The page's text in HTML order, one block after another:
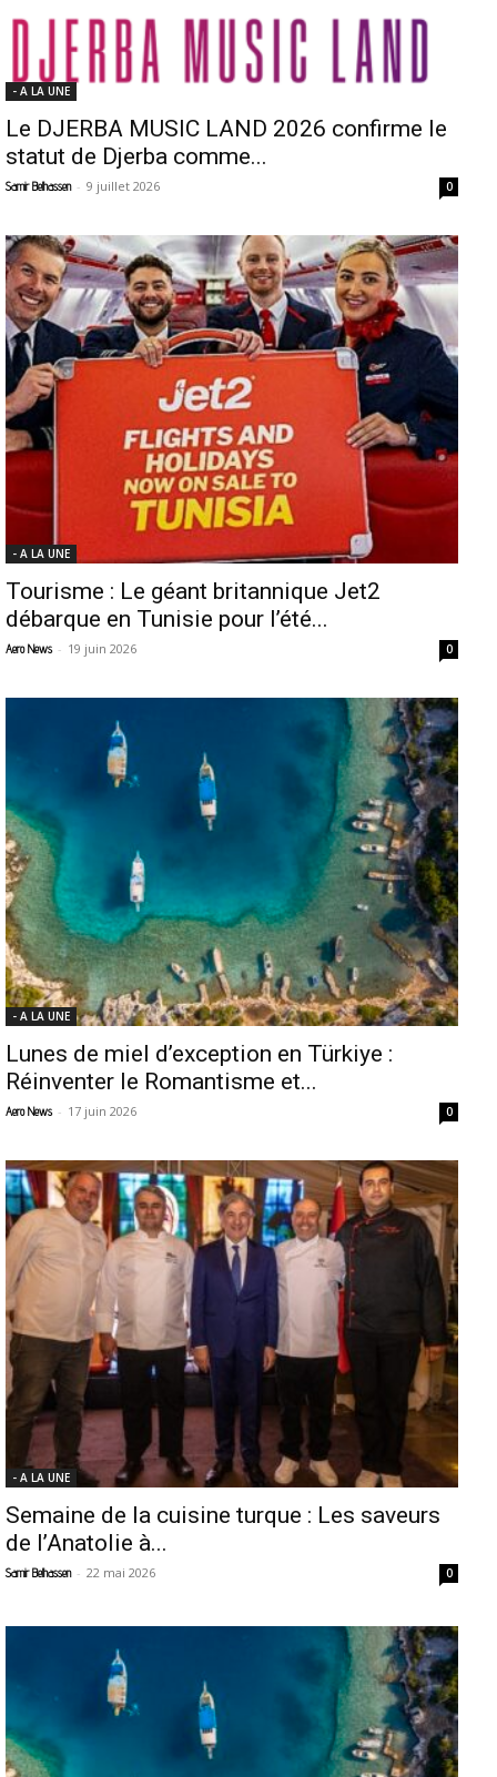
- A LA UNE
Le DJERBA MUSIC LAND 2026 confirme le
statut de Djerba comme...
Samir Belhassen - 9 juillet 2026 0
- A LA UNE
Tourisme : Le géant britannique Jet2
débarque en Tunisie pour l’été...
Aero News - 19 juin 2026 0
- A LA UNE
Lunes de miel d’exception en Türkiye :
Réinventer le Romantisme et...
Aero News - 17 juin 2026 0
- A LA UNE
Semaine de la cuisine turque : Les saveurs
de l’Anatolie à...
Samir Belhassen - 22 mai 2026 0